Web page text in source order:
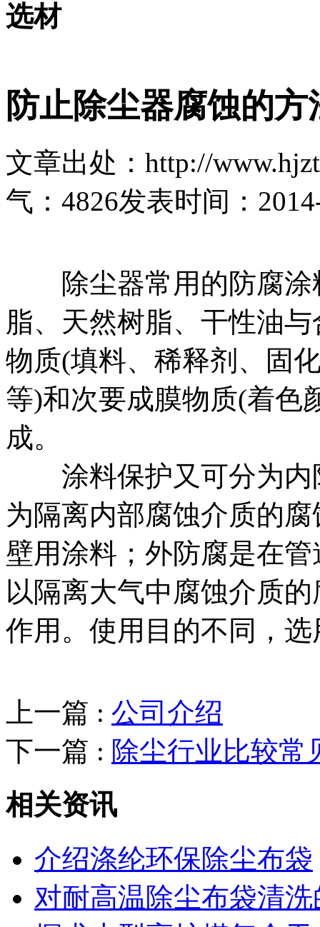
选材
防止除尘器腐蚀的方
文章出处：http://
气： 4826发表时间：
除尘器常用的防腐涂
脂、天然树脂、干性油
物质(填料、稀释剂、固
等)和次要成膜物质(着色
成。
涂料保护又可分为内
为隔离内部腐蚀介质的
壁用涂料；外防腐是在
以隔离大气中腐蚀介质
作用。使用目的不同，
上一篇 : 公司介绍
下一篇 : 除尘行业比较常
相关资讯
介绍涤纶环保除尘布袋
对耐高温除尘布袋清